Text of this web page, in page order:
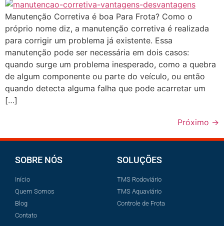
Manutenção Corretiva é boa Para Frota? Como o
próprio nome diz, a manutenção corretiva é realizada
para corrigir um problema já existente. Essa
manutenção pode ser necessária em dois casos:
quando surge um problema inesperado, como a quebra
de algum componente ou parte do veículo, ou então
quando detecta alguma falha que pode acarretar um
[…]
Próximo →
SOBRE NÓS
Início
Quem Somos
Blog
Contato
SOLUÇÕES
TMS Rodoviário
TMS Aquaviário
Controle de Frota